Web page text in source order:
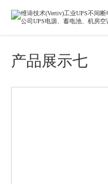
首页
主营业务
产品展示七